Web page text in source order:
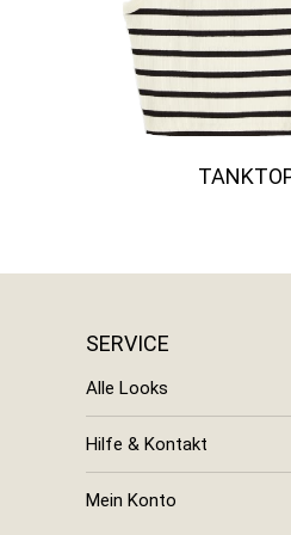
SERVICE
Alle Looks
Hilfe & Kontakt
Mein Konto